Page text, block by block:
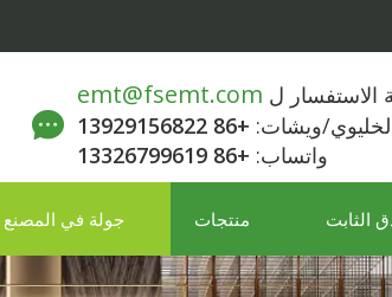
الاستفسار ل emt@fsemt.com
ويشات: +86 13929156822
واتساب: +86 13326799619
الثابت منتجات جولة في المصنع